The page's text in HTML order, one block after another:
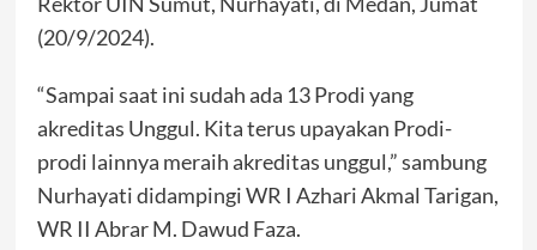
(20/9/2024).
“Sampai saat ini sudah ada 13 Prodi yang
akreditas Unggul. Kita terus upayakan Prodi-
prodi lainnya meraih akreditas unggul,” sambung
Nurhayati didampingi WR I Azhari Akmal Tarigan,
WR II Abrar M. Dawud Faza.